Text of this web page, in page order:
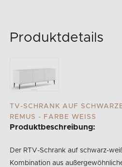
Produktdetails
TV-SCHRANK AUF
EMUS - FARBE WEISS
Produktbeschreibung:
Der RTV-Schrank auf schwarz-
Kombination aus